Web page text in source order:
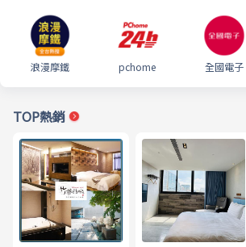
浪漫摩鐵 pchome 全國電子
TOP熱銷